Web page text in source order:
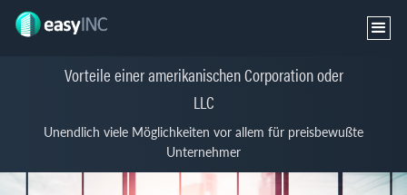
Vorteile einer amerikanischen Corporation oder
LLC
Unendlich viele Möglichkeiten vor allem für preisbewußte
Unternehmer